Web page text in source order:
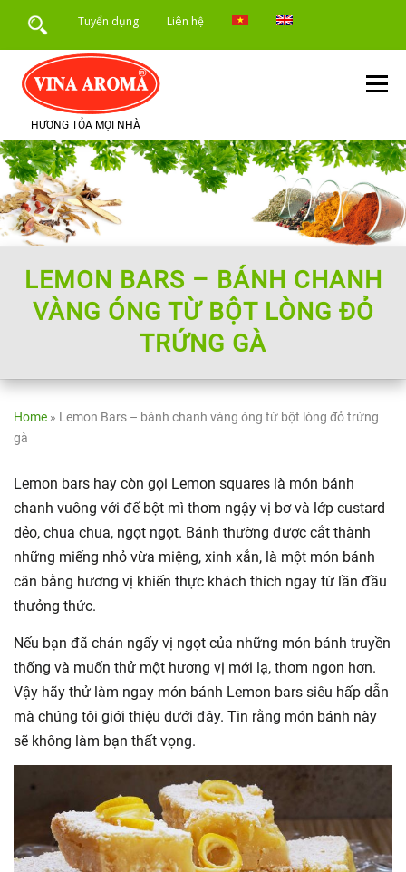
Tuyển dụng Liên hệ
HƯƠNG TỎA MỌI NHÀ
Menu
TRANG CHỦ GIỚI THIỆU SẢN PHẨM
DỊCH VỤ TIN TỨC
LEMON BARS – BÁNH CHANH
VÀNG ÓNG TỪ BỘT LÒNG ĐỎ
TRỨNG GÀ
Home » Lemon Bars – bánh chanh vàng óng từ bột lòng đỏ trứng
gà
Lemon bars hay còn gọi Lemon squares là món bánh
chanh vuông với đế bột mì thơm ngậy vị bơ và lớp custard
dẻo, chua chua, ngọt ngọt. Bánh thường được cắt thành
những miếng nhỏ vừa miệng, xinh xắn, là một món bánh
cân bằng hương vị khiến thực khách thích ngay từ lần đầu
thưởng thức.
Nếu bạn đã chán ngấy vị ngọt của những món bánh truyền
thống và muốn thử một hương vị mới lạ, thơm ngon hơn.
Vậy hãy thử làm ngay món bánh Lemon bars siêu hấp dẫn
mà chúng tôi giới thiệu dưới đây. Tin rằng món bánh này
sẽ không làm bạn thất vọng.